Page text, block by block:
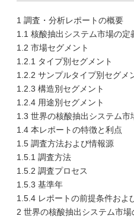
1 調査・分析レポートの概要
1.1 核酸抽出システム市場の定
1.2 市場セグメント
1.2.1 タイプ別セグメント
1.2.2 サンプルタイプ別セグメ
1.2.3 構造別セグメント
1.2.4 用途別セグメント
1.3 世界の核酸抽出システム市
1.4 本レポートの特徴と利点
1.5 調査方法および情報源
1.5.1 調査方法
1.5.2 調査プロセス
1.5.3 基準年
1.5.4 レポートの前提条件およ
2 世界の核酸抽出システム市場